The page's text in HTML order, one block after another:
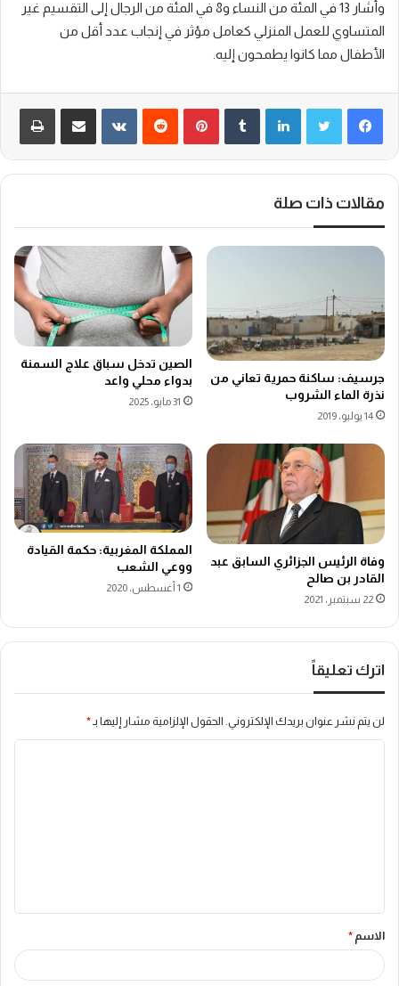
وأشار 13 في المئة من النساء و8 في المئة من الرجال إلى التقسيم غير
المتساوي للعمل المنزلي كعامل مؤثر في إنجاب عدد أقل من
الأطفال مما كانوا يطمحون إليه.
لينكدإن بينتيريست ‏VKontakte
مقالات ذات صلة
جرسيف: ساکنة حمرية تعاني من
نذرة الماء الشروب
14 يوليو، 2019
الصين تدخل سباق علاج السمنة
بدواء محلي واعد
31 مايو، 2025
وفاة الرئيس الجزائري السابق عبد
القادر بن صالح
22 سبتمبر، 2021
المملكة المغربية: حكمة القيادة
ووعي الشعب
1 أغسطس، 2020
اترك تعليقاً
لن يتم نشر عنوان بريدك الإلكتروني. الحقول الإلزامية مشار إليها بـ *
ق
*
الاسم *